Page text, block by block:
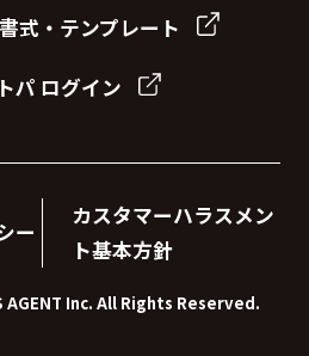
式・テンプレート
パ ログイン
ー
カスタマーハラスメン
ト基本方針
Inc. All Rights Reserved.